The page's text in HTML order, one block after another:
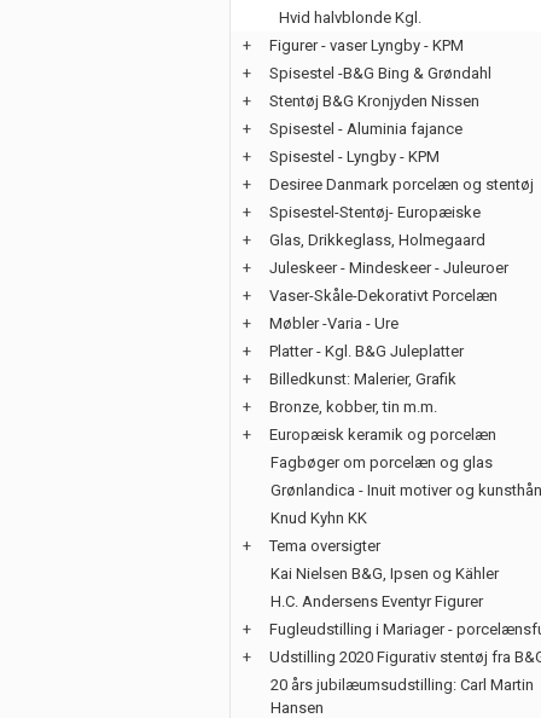
Hvid halvblonde Kgl.
+
Figurer - vaser Lyngby - KPM
+
Spisestel -B&G Bing & Grøndahl
+
Stentøj B&G Kronjyden Nissen
+
Spisestel - Aluminia fajance
+
Spisestel - Lyngby - KPM
+
Desiree Danmark porcelæn og stentøj
+
Spisestel-Stentøj- Europæiske
+
Glas, Drikkeglass, Holmegaard
+
Juleskeer - Mindeskeer - Juleuroer
+
Vaser-Skåle-Dekorativt Porcelæn
+
Møbler -Varia - Ure
+
Platter - Kgl. B&G Juleplatter
+
Billedkunst: Malerier, Grafik
+
Bronze, kobber, tin m.m.
+
Europæisk keramik og porcelæn
Fagbøger om porcelæn og glas
Grønlandica - Inuit motiver og
Knud Kyhn KK
+
Tema oversigter
Kai Nielsen B&G, Ipsen og Kähler
H.C. Andersens Eventyr Figurer
+
Fugleudstilling i Mariager -
+
Udstilling 2020 Figurativ stentøj fra
20 års jubilæumsudstilling: Carl Martin
Hansen